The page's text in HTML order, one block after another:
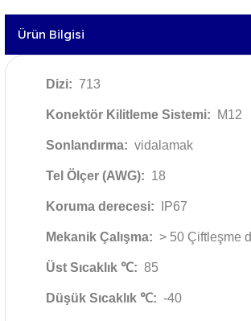
Ürün Bilgisi
Dizi: 713
Konektör Kilitleme Sistemi: M12
Sonlandırma: vidalamak
Tel Ölçer (AWG): 18
Koruma derecesi: IP67
Mekanik Çalışma: > 50 Çiftleşme
Üst Sıcaklık ℃: 85
Düşük Sıcaklık ℃: -40